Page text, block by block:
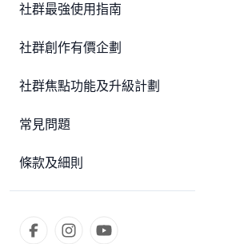
社群最強使用指南
社群創作有價企劃
社群焦點功能及升級計劃
常見問題
條款及細則